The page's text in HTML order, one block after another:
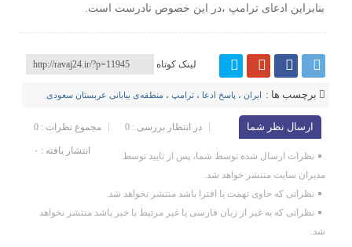
بنابراین ادعای ترامپ ،در این خصوص نادرست است.
لینک کوتاه
برچسب ها : ایران ، پاسخ ادعا ،ترامپ ، منطقه‌ی بیابانی عربستان سعودی
ارسال نظر شما مجموع نظرات : 0 در انتظار بررسی : 0
انتشار یافته : ۰
نظرات ارسال شده توسط شما، پس از تایید توسط
مدیران سایت منتشر خواهد شد.
نظراتی که حاوی تهمت یا افترا باشد منتشر نخواهد شد.
نظراتی که به غیر از زبان فارسی یا غیر مرتبط با خبر باشد منتشر نخواهد
شد.